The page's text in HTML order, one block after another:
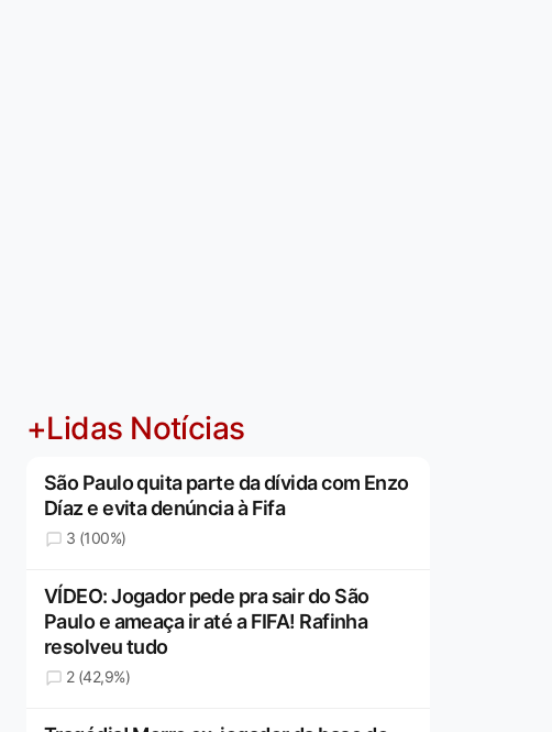
+Lidas Notícias
São Paulo quita parte da dívida com Enzo
Díaz e evita denúncia à Fifa
3 (100%)
VÍDEO: Jogador pede pra sair do São
Paulo e ameaça ir até a FIFA! Rafinha
resolveu tudo
2 (42,9%)